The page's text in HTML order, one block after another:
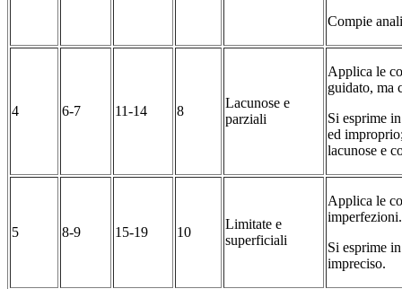
Compie
4 6-7 11-14 8
Lacunose e
parziali
Applica le
guidato, ma
Si esprime
ed
lacunose e
5 8-9 15-19 10
Limitate e
superficiali
Applica le
imperfezioni.
Si esprime
impreciso.